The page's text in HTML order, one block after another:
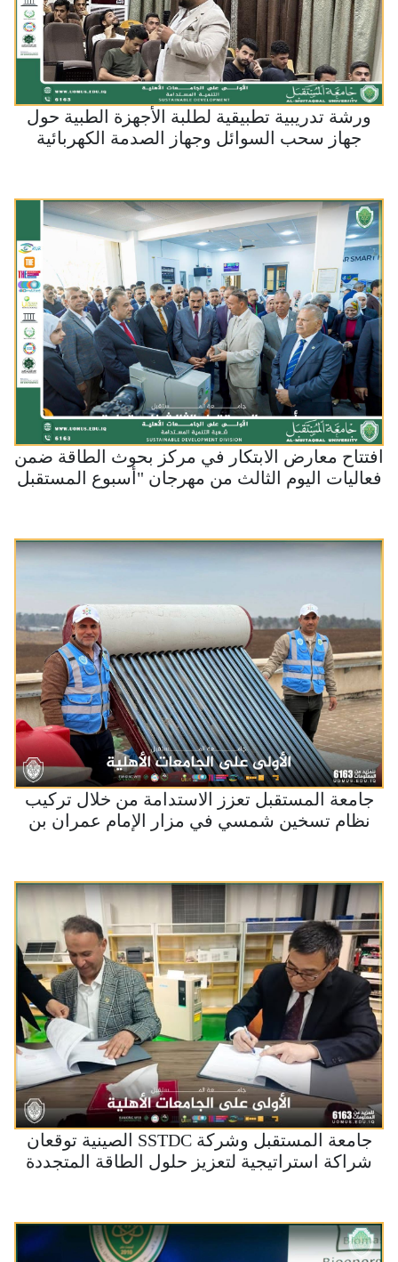
ورشة تدريبية تطبيقية لطلبة الأجهزة الطبية حول
جهاز سحب السوائل وجهاز الصدمة الكهربائية
افتتاح معارض الابتكار في مركز بحوث الطاقة ضمن
فعاليات اليوم الثالث من مهرجان "أسبوع المستقبل
جامعة المستقبل تعزز الاستدامة من خلال تركيب
نظام تسخين شمسي في مزار الإمام عمران بن
جامعة المستقبل وشركة SSTDC الصينية توقعان
شراكة استراتيجية لتعزيز حلول الطاقة المتجددة